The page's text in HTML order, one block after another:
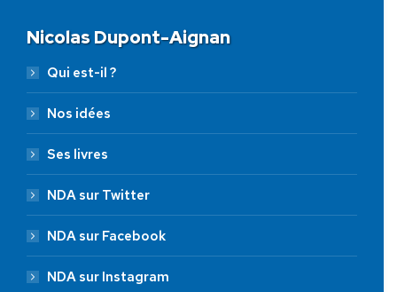
Nicolas Dupont-Aignan
Qui est-il ?
Nos idées
Ses livres
NDA sur Twitter
NDA sur Facebook
NDA sur Instagram